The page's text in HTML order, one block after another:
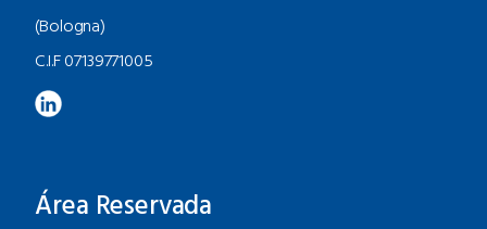
(Bologna)
C.I.F 07139771005
Área Reservada